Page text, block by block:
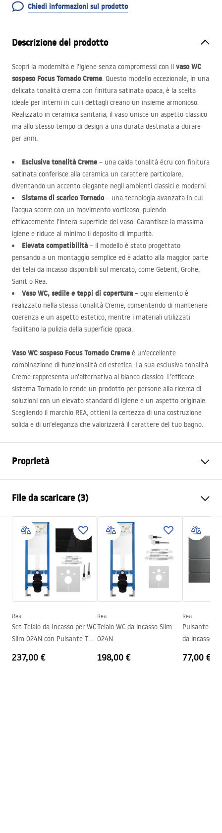
Chiedi informazioni sul prodotto
Descrizione del prodotto
Scopri la modernità e l’igiene senza compromessi con il vaso WC
sospeso Focus Tornado Creme. Questo modello eccezionale, in una
delicata tonalità crema con finitura satinata opaca, è la scelta
ideale per interni in cui i dettagli creano un insieme armonioso.
Realizzato in ceramica sanitaria, il vaso unisce un aspetto classico
ma allo stesso tempo di design a una durata destinata a durare
per anni.
Esclusiva tonalità Creme – una calda tonalità écru con finitura
satinata conferisce alla ceramica un carattere particolare,
diventando un accento elegante negli ambienti classici e moderni.
Sistema di scarico Tornado– una tecnologia avanzata in cui
l’acqua scorre con un movimento vorticoso, pulendo
efficacemente l’intera superficie del vaso. Garantisce la massima
igiene e riduce al minimo il deposito di impurità.
Elevata compatibilità – il modello è stato progettato
pensando a un montaggio semplice ed è adatto alla maggior parte
dei telai da incasso disponibili sul mercato, come Geberit, Grohe,
Sanit o Rea.
Vaso WC, sedile e tappi di copertura – ogni elemento è
realizzato nella stessa tonalità Creme, consentendo di mantenere
coerenza e un aspetto estetico, mentre i materiali utilizzati
facilitano la pulizia della superficie opaca.
Vaso WC sospeso Focus Tornado Creme è un’eccellente
combinazione di funzionalità ed estetica. La sua esclusiva tonalità
Creme rappresenta un’alternativa al bianco classico. L’efficace
sistema Tornado lo rende un prodotto per persone alla ricerca di
soluzioni con un elevato standard di igiene e un aspetto originale.
Scegliendo il marchio REA, ottieni la certezza di una costruzione
solida e di un’eleganza che valorizzerà il carattere del tuo bagno.
Proprietà
Sistema di scarico
Colore
Ecru
Finitura
Opaco
Ceramica sanitaria
Lunghezza
485
Larghezza
360mm
Altezza
330
mm
Distanza tra i bulloni di
montaggio
Sedile incluso Sì, dello stesso colore del vaso
File da scaricare (3)
Atest
ATEST-higieniczny.pdf
Installation instructions
instrukcja-montażu-misy-wc-video.mp4
Istruzioni di montaggio
Rea
Set Telaio da Incasso per WC
Slim 024N con Pulsante T
237,00 €
Rea
Telaio WC da incasso Slim
024N
198,00 €
Rea
Pulsante
da incasso
77,00 €